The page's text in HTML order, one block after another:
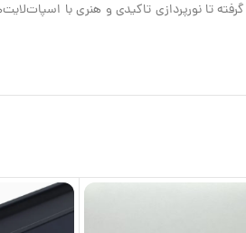
تا نورپردازی تاکیدی و هنری با